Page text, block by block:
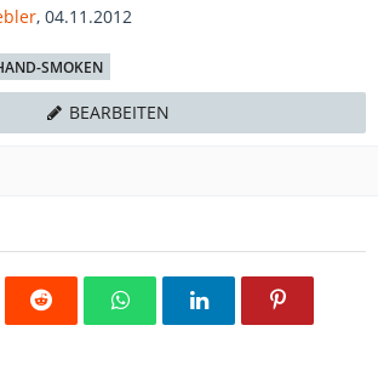
, 04.11.2012
SMOKEN
BEARBEITEN